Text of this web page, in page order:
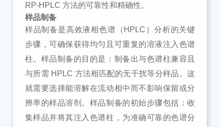
RP-HPLC 方法的可靠性和精确性。
样品制备
样品制备是高效液相色谱（ HPLC）分析的关键
步骤，可确保获得均匀且可重复的溶液注入色谱
柱。样品制备的目的是：制备出与色谱柱兼容且
与所需 HPLC 方法相匹配的无干扰等分样品。这
就需要选择能溶解在流动相中而不影响保留或分
辨率的样品溶剂。样品制备的初始步骤包括：收
集样品并将其注入色谱柱，为准确可靠的色谱分